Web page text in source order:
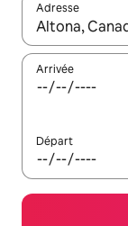
Adresse
Lorsque les
Arrivée
Départ